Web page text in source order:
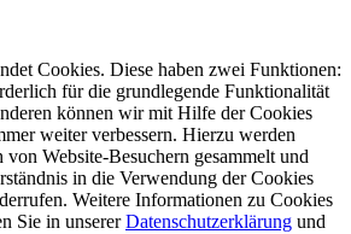
Cookies. Diese haben zwei Funktionen:
für die grundlegende Funktionalität
können wir mit Hilfe der Cookies
weiter verbessern. Hierzu werden
Website-Besuchern gesammelt und
in die Verwendung der Cookies
Weitere Informationen zu Cookies
Sie in unsererDatenschutzerklärung und